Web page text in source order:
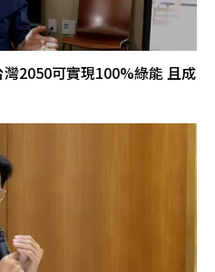
2050可實現100%綠能 且成